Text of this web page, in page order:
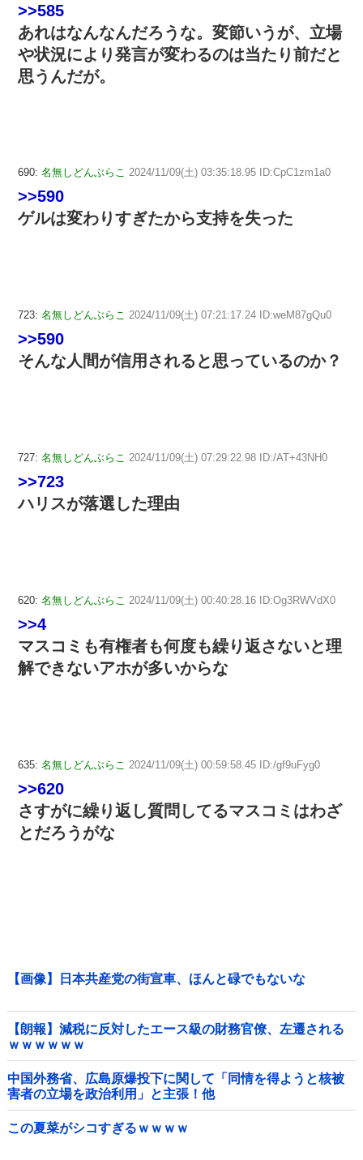
>>585
あれはなんなんだろうな。変節いうが、立場
や状況により発言が変わるのは当たり前だと
思うんだが。
690: 名無しどんぶらこ 2024/11/09(土) 03:35:18.95 ID:CpC1zm1a0
>>590
ゲルは変わりすぎたから支持を失った
723: 名無しどんぶらこ 2024/11/09(土) 07:21:17.24 ID:weM87gQu0
>>590
そんな人間が信用されると思っているのか？
727: 名無しどんぶらこ 2024/11/09(土) 07:29:22.98 ID:/AT+43NH0
>>723
ハリスが落選した理由
620: 名無しどんぶらこ 2024/11/09(土) 00:40:28.16 ID:Og3RWVdX0
>>4
マスコミも有権者も何度も繰り返さないと理
解できないアホが多いからな
635: 名無しどんぶらこ 2024/11/09(土) 00:59:58.45 ID:/gf9uFyg0
>>620
さすがに繰り返し質問してるマスコミはわざ
とだろうがな
【画像】日本共産党の街宣車、ほんと碌でもないな
【朗報】減税に反対したエース級の財務官僚、左遷される
ｗｗｗｗｗｗ
中国外務省、広島原爆投下に関して「同情を得ようと核被
害者の立場を政治利用」と主張！他
この夏菜がシコすぎるｗｗｗｗ